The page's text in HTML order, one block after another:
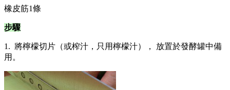
橡皮筋1條
步驟
1. 將檸檬切片（或榨汁，只用檸檬汁）， 放置於發酵罐中備
用。